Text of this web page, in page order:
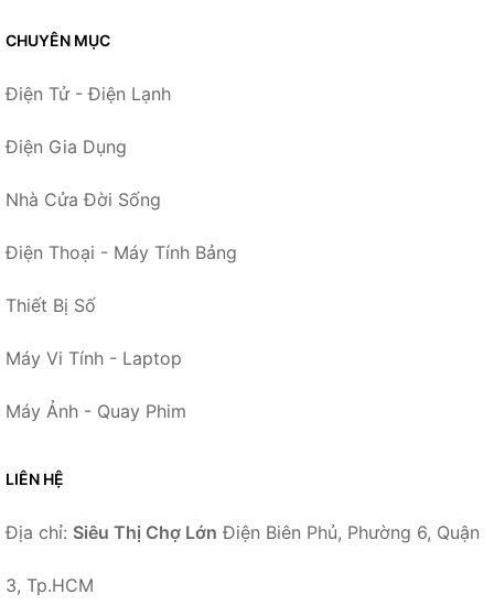
CHUYÊN MỤC
Điện Tử - Điện Lạnh
Điện Gia Dụng
Nhà Cửa Đời Sống
Điện Thoại - Máy Tính Bảng
Thiết Bị Số
Máy Vi Tính - Laptop
Máy Ảnh - Quay Phim
LIÊN HỆ
Địa chỉ: Siêu Thị Chợ Lớn Điện Biên Phủ, Phường 6, Quận
3, Tp.HCM